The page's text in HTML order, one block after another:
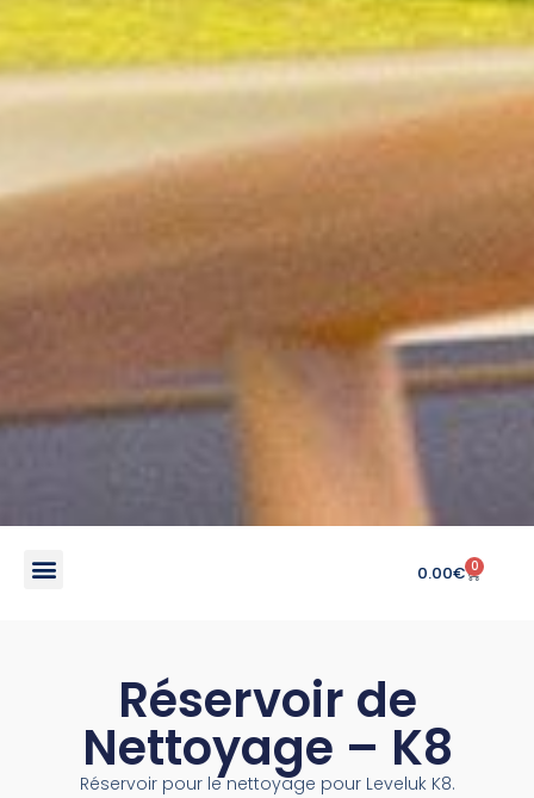
0.00€ 0
Réservoir de
Nettoyage – K8
Réservoir pour le nettoyage pour Leveluk K8.